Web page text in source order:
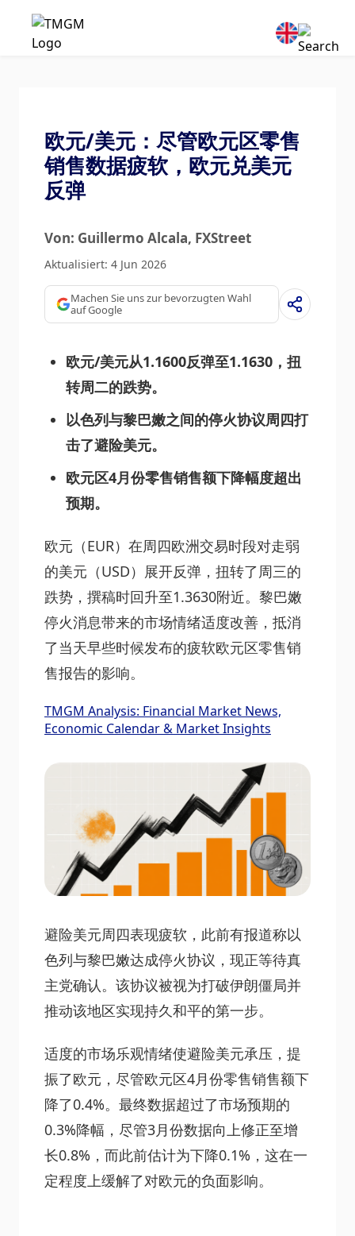
欧元/美元：尽管欧元区零售
销售数据疲软，欧元兑美元
反弹
Von: Guillermo Alcala, FXStreet
Aktualisiert: 4 Jun 2026
Machen Sie uns zur bevorzugten Wahl
auf Google
欧元/美元从1.1600反弹至1.1630，扭
转周二的跌势。
以色列与黎巴嫩之间的停火协议周四打
击了避险美元。
欧元区4月份零售销售额下降幅度超出
预期。
欧元（EUR）在周四欧洲交易时段对走弱
的美元（USD）展开反弹，扭转了周三的
跌势，撰稿时回升至1.3630附近。黎巴嫩
停火消息带来的市场情绪适度改善，抵消
了当天早些时候发布的疲软欧元区零售销
售报告的影响。
TMGM Analysis: Financial Market News,
Economic Calendar & Market Insights
避险美元周四表现疲软，此前有报道称以
色列与黎巴嫩达成停火协议，现正等待真
主党确认。该协议被视为打破伊朗僵局并
推动该地区实现持久和平的第一步。
适度的市场乐观情绪使避险美元承压，提
振了欧元，尽管欧元区4月份零售销售额下
降了0.4%。最终数据超过了市场预期的
0.3%降幅，尽管3月份数据向上修正至增
长0.8%，而此前估计为下降0.1%，这在一
定程度上缓解了对欧元的负面影响。